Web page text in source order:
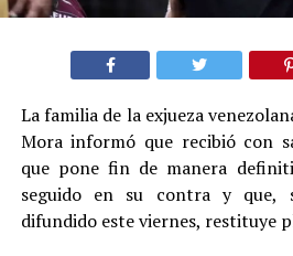
La familia de la exjueza
Mora informó que recibió con
que pone fin de manera
seguido en su contra y que,
difundido este viernes, restituye